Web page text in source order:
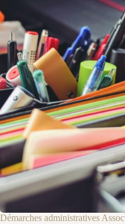
Démarches administratives